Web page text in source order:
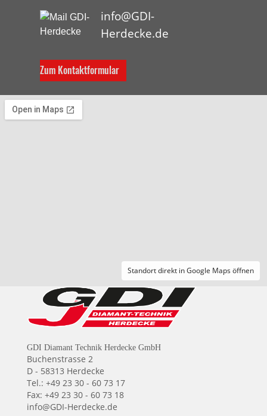
info@GDI-
Herdecke.de
Zum Kontaktformular
Standort direkt in Google Maps öffnen
GDI Diamant Technik Herdecke GmbH
Buchenstrasse 2
D - 58313 Herdecke
Tel.: +49 23 30 - 60 73 17
Fax: +49 23 30 - 60 73 18
info@GDI-Herdecke.de